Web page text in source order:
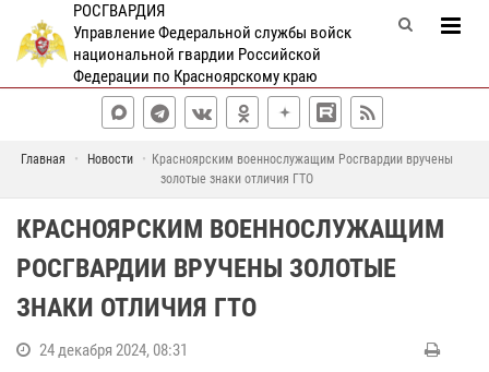
РОСГВАРДИЯ
Управление Федеральной службы войск
национальной гвардии Российской
Федерации по Красноярскому краю
Главная Новости
Красноярским военнослужащим Росгвардии вручены
золотые знаки отличия ГТО
КРАСНОЯРСКИМ ВОЕННОСЛУЖАЩИМ
РОСГВАРДИИ ВРУЧЕНЫ ЗОЛОТЫЕ
ЗНАКИ ОТЛИЧИЯ ГТО
24 декабря 2024, 08:31